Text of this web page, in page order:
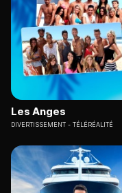
Les Anges
DIVERTISSEMENT TÉLÉRÉALITÉ